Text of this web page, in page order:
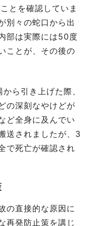
とを確認していま
別々の蛇口から出
部は実際には50度
ことが、その後の
ら引き上げた際、
の深刻なやけどが
ど全身に及んでい
送されましたが、3
で死亡が確認され
の直接的な原因に
再発防止策を講じ